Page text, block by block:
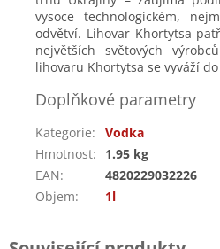
vysoce technologickém,
odvětví. Lihovar Khortytsa
největších světových
lihovaru Khortytsa se vyváží
Doplňkové parametry
Kategorie:
Vodka
Hmotnost:
1.95 kg
EAN:
4820229032226
Objem: 1l